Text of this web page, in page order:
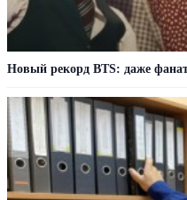
Новый рекорд BTS: даже